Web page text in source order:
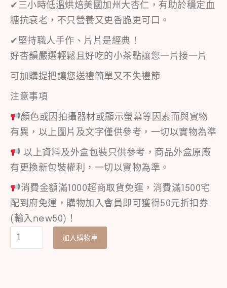
✔三小時低溫烘焙美國加州大杏仁，有助於穩定血
糖抗衰老，不只營養又更香脆更可口。
✔堅持職人手作、片片是經典！
好杏韻嚴選輕鬆且好吃的小茶點讓您一片接一片
可加購提把讓您送禮簡單又不失禮節
注意事項
顏色或因拍攝器材或顯示螢幕等因素而與實物
有異，以上圖片及文字僅供參考，一切以實物為準
以上資料及外盒包裝只供參考，商品外盒原廠
有更換新包裝權利，一切以實物為準。
消費金額滿1000超商取貨免運，消費滿1500宅
配到府免運，購物加入會員即可獲得50元折扣券
(輸入new50)！
加入購物車